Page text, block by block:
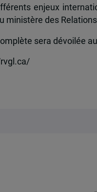
enjeux
ministère des
sera dévoilée